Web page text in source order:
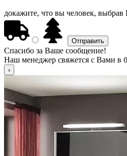
докажите, что вы человек, выбрав
Спасибо за Ваше сообщение!
Наш менеджер свяжется с Вами в